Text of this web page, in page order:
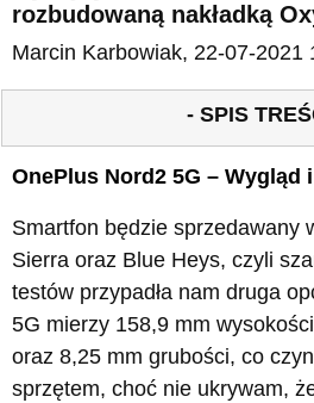
rozbudowaną nakładką
Marcin Karbowiak, 22-07-2021
- SPIS
OnePlus Nord2 5G – Wygląd
Smartfon będzie sprzedawany
Sierra oraz Blue Heys, czyli
testów przypadła nam druga
5G mierzy 158,9 mm
oraz 8,25 mm grubości, co
sprzętem, choć nie ukrywam,